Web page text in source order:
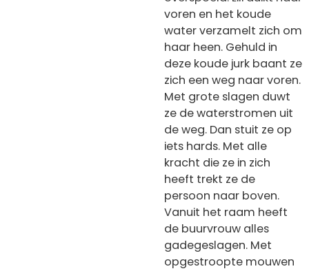
voren en het koude
water verzamelt zich om
haar heen. Gehuld in
deze koude jurk baant ze
zich een weg naar voren.
Met grote slagen duwt
ze de waterstromen uit
de weg. Dan stuit ze op
iets hards. Met alle
kracht die ze in zich
heeft trekt ze de
persoon naar boven.
Vanuit het raam heeft
de buurvrouw alles
gadegeslagen. Met
opgestroopte mouwen